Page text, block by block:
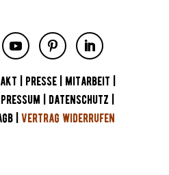
PRESSE| MITARBEIT
DATENSCHUTZ
|VERTRAG WIDERRUFEN